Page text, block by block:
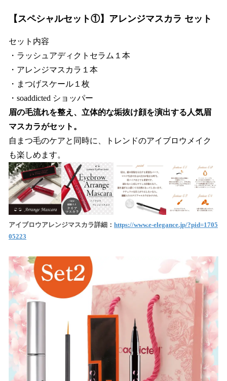
【スペシャルセット①】アレンジマスカラ セット
セット内容
・ラッシュアディクトセラム１本
・アレンジマスカラ１本
・まつげスケール１枚
・soaddicted ショッパー
眉の毛流れを整え、立体的な垢抜け顔を演出する人気眉
マスカラがセット。
自まつ毛のケアと同時に、トレンドのアイブロウメイク
も楽しめます。
アイブロウアレンジマスカラ詳細： https://www.e-elegance.jp/?pid=1705
05223